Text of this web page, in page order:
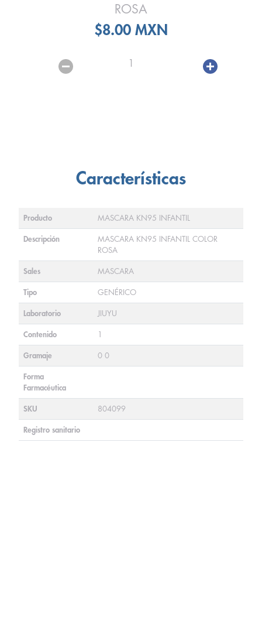
ROSA
$8.00 MXN
1
Características
Producto MASCARA KN95 INFANTIL
Descripción
MASCARA KN95 INFANTIL COLOR
ROSA
Sales MASCARA
Tipo GENÉRICO
Laboratorio JIUYU
Contenido 1
Gramaje 0 0
Forma
Farmacéutica
SKU 804099
Registro sanitario